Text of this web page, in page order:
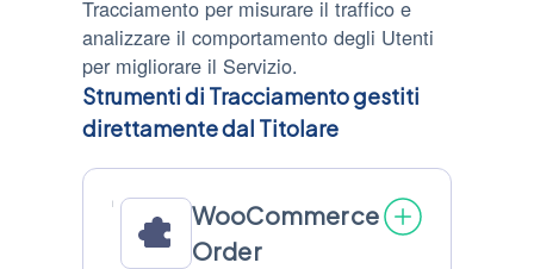
Tracciamento per misurare il traffico e
analizzare il comportamento degli Utenti
per migliorare il Servizio.
Strumenti di Tracciamento gestiti
direttamente dal Titolare
WooCommerce
Order